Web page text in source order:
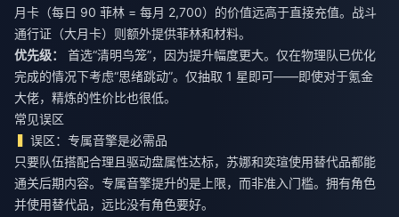
月卡（每日 90 菲林 = 每月 2,700）的价值远高于直接充值。战斗
通行证（大月卡）则额外提供菲林和材料。
优先级：
首选“清明鸟笼”，因为提升幅度更大。仅在物理队已优化
完成的情况下考虑“思绪跳动”。仅抽取 1 星即可——即使对于氪金
大佬，精炼的性价比也很低。
常见误区
误区：专属音擎是必需品
只要队伍搭配合理且驱动盘属性达标，苏娜和奕瑄使用替代品都能
通关后期内容。专属音擎提升的是上限，而非准入门槛。拥有角色
并使用替代品，远比没有角色要好。